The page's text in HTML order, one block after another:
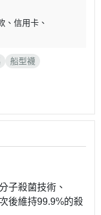
信用卡
船型襪
子殺菌技術、
後維持99.9%的殺